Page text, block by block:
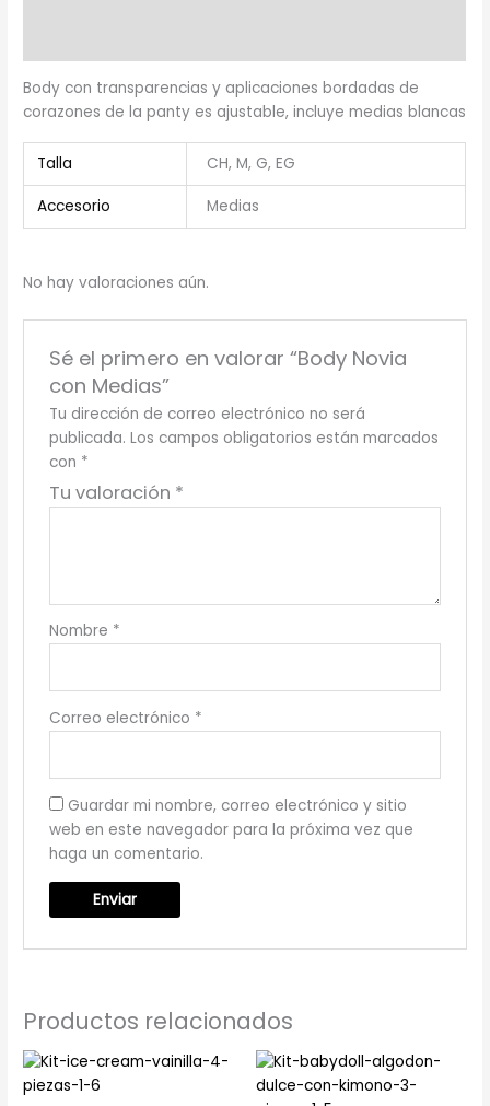
Body con transparencias y aplicaciones bordadas de
corazones de la panty es ajustable, incluye medias blancas
Talla CH, M, G, EG
Accesorio Medias
No hay valoraciones aún.
Sé el primero en valorar “Body Novia
con Medias”
Tu dirección de correo electrónico no será
publicada. Los campos obligatorios están marcados
con *
Tu valoración *
Nombre *
Correo electrónico *
Guardar mi nombre, correo electrónico y sitio
web en este navegador para la próxima vez que
haga un comentario.
Productos relacionados
Este
producto